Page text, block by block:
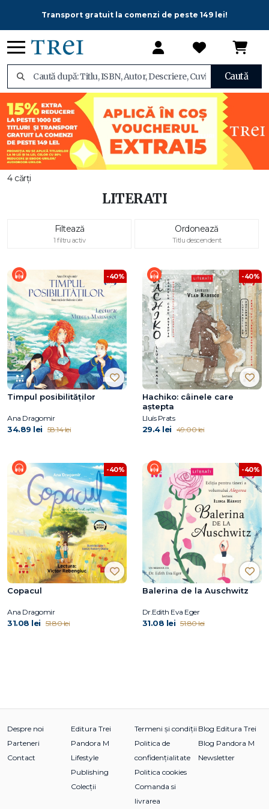
Transport gratuit la comenzi de peste 149 lei!
Caută
4 cărți
LITERATI
Filtează
1 filtru activ
Ordonează
Titlu descendent
-40%
Timpul posibilităților
Ana Dragomir
34.89 lei 58.14 lei
-40%
Hachiko: câinele care
aştepta
Lluís Prats
29.4 lei 49.00 lei
-40%
Copacul
Ana Dragomir
31.08 lei 51.80 lei
-40%
Balerina de la Auschwitz
Dr.Edith Eva Eger
31.08 lei 51.80 lei
Despre noi
Parteneri
Contact
Editura Trei
Pandora M
Lifestyle
Publishing
Colecții
Termeni și condiții
Politica de
confidențialitate
Politica cookies
Comanda si
livrarea
Blog Editura Trei
Blog Pandora M
Newsletter